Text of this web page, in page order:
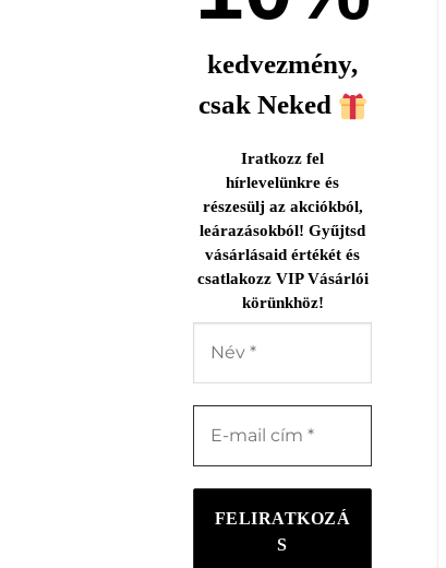
kedvezmény,
csak Neked
Iratkozz fel
hírlevelünkre és
részesülj az akciókból,
leárazásokból! Gyűjtsd
vásárlásaid értékét és
csatlakozz VIP Vásárlói
körünkhöz!